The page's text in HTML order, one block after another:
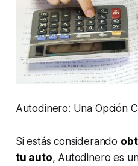
Autodinero: Una Opción
Si estás considerando
tu auto, Autodinero es